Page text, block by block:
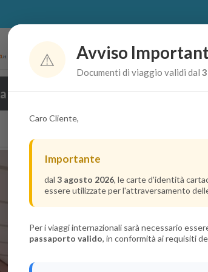
Home Chi Siamo Offerte
crociera
⚠️ Avviso
Documenti di viaggio validi dal
Caro Cliente,
Importante
dal 3 agosto 2026, le carte d'identità
essere utilizzate per l'attraversamento
Per i viaggi internazionali sarà necessario
passaporto valido, in conformità ai requisiti